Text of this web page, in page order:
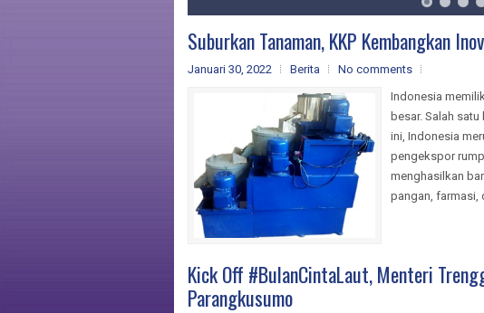
Suburkan Tanaman, KKP Kembangkan
Januari 30, 2022 Berita
No comments
Indonesia
besar. Salah
ini, Indonesia
pengekspor
menghasilkan
pangan, farmasi,
Kick Off #BulanCintaLaut, Menteri
Parangkusumo